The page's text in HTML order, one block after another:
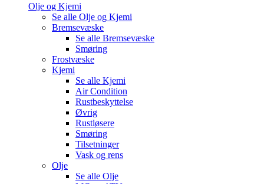
Olje og Kjemi
Se alle Olje og Kjemi
Bremsevæske
Se alle Bremsevæske
Smøring
Frostvæske
Kjemi
Se alle Kjemi
Air Condition
Rustbeskyttelse
Øvrig
Rustløsere
Smøring
Tilsetninger
Vask og rens
Olje
Se alle Olje